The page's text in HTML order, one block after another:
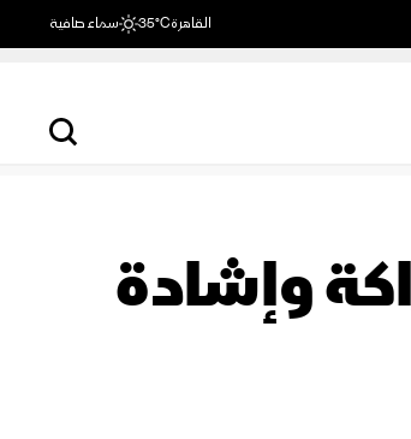
القاهرة35°C سماء صافية
وإشادة